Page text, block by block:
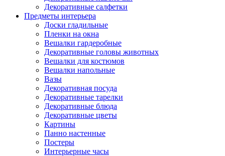
Декоративные салфетки
Предметы интерьера
Доски гладильные
Пленки на окна
Вешалки гардеробные
Декоративные головы животных
Вешалки для костюмов
Вешалки напольные
Вазы
Декоративная посуда
Декоративные тарелки
Декоративные блюда
Декоративные цветы
Картины
Панно настенные
Постеры
Интерьерные часы